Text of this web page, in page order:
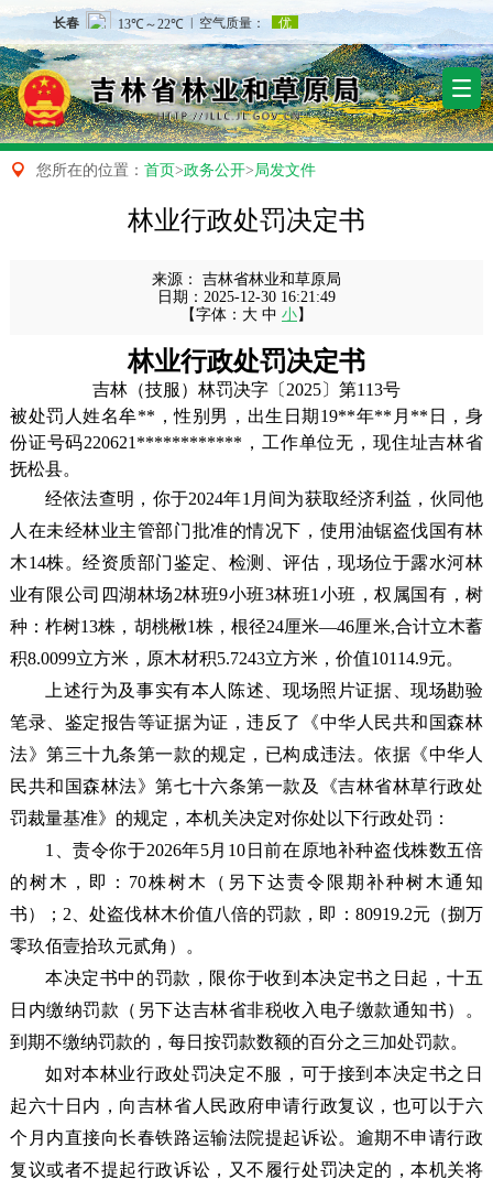
 您所在的位置： 首页>政务公开> 局发文件
林业行政处罚决定书
来源：
吉林省林业和草原局
日期： 2025-12-30 16:21:49
【字体： 大 中 小】
林业行政处罚决定书
吉林（技服）林罚决字〔2025〕第113号
被处罚人姓名牟**，性别男，出生日期19**年**月**日，身
份证号码220621************，工作单位无，现住址吉林省
抚松县。
经依法查明，你于2024年1月间为获取经济利益，伙同他
人在未经林业主管部门批准的情况下，使用油锯盗伐国有林
木14株。经资质部门鉴定、检测、评估，现场位于露水河林
业有限公司四湖林场2林班9小班3林班1小班，权属国有，树
种：柞树13株，胡桃楸1株，根径24厘米—46厘米,合计立木蓄
积8.0099立方米，原木材积5.7243立方米，价值10114.9元。
上述行为及事实有本人陈述、现场照片证据、现场勘验
笔录、鉴定报告等证据为证，违反了《中华人民共和国森林
法》第三十九条第一款的规定，已构成违法。依据《中华人
民共和国森林法》第七十六条第一款及《吉林省林草行政处
罚裁量基准》的规定，本机关决定对你处以下行政处罚：
1、责令你于2026年5月10日前在原地补种盗伐株数五倍
的树木，即：70株树木（另下达责令限期补种树木通知
书）；2、处盗伐林木价值八倍的罚款，即：80919.2元（捌万
零玖佰壹拾玖元贰角）。
本决定书中的罚款，限你于收到本决定书之日起，十五
日内缴纳罚款（另下达吉林省非税收入电子缴款通知书）。
到期不缴纳罚款的，每日按罚款数额的百分之三加处罚款。
如对本林业行政处罚决定不服，可于接到本决定书之日
起六十日内，向吉林省人民政府申请行政复议，也可以于六
个月内直接向长春铁路运输法院提起诉讼。逾期不申请行政
复议或者不提起行政诉讼，又不履行处罚决定的，本机关将